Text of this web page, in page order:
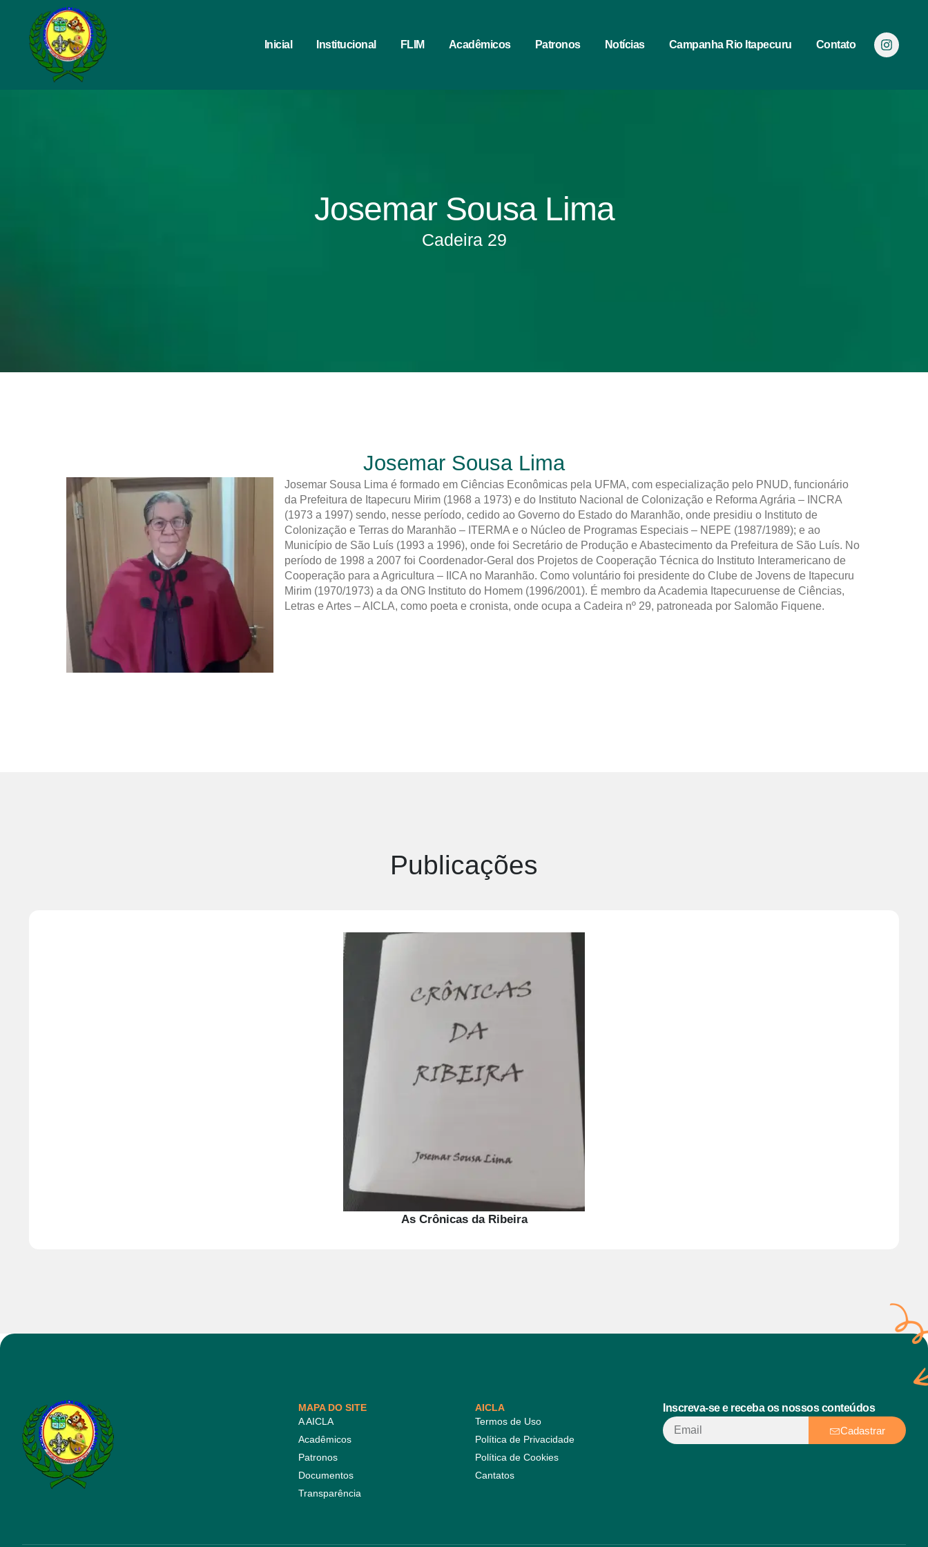
Inicial Institucional FLIM Acadêmicos Patronos Notícias Campanha Rio Itapecuru Contato
Josemar Sousa Lima
Cadeira 29
Josemar Sousa Lima
Josemar Sousa Lima é formado em Ciências Econômicas pela UFMA, com especialização pelo PNUD, funcionário
da Prefeitura de Itapecuru Mirim (1968 a 1973) e do Instituto Nacional de Colonização e Reforma Agrária – INCRA
(1973 a 1997) sendo, nesse período, cedido ao Governo do Estado do Maranhão, onde presidiu o Instituto de
Colonização e Terras do Maranhão – ITERMA e o Núcleo de Programas Especiais – NEPE (1987/1989); e ao
Município de São Luís (1993 a 1996), onde foi Secretário de Produção e Abastecimento da Prefeitura de São Luís. No
período de 1998 a 2007 foi Coordenador-Geral dos Projetos de Cooperação Técnica do Instituto Interamericano de
Cooperação para a Agricultura – IICA no Maranhão. Como voluntário foi presidente do Clube de Jovens de Itapecuru
Mirim (1970/1973) a da ONG Instituto do Homem (1996/2001). É membro da Academia Itapecuruense de Ciências,
Letras e Artes – AICLA, como poeta e cronista, onde ocupa a Cadeira nº 29, patroneada por Salomão Fiquene.
Publicações
As Crônicas da Ribeira
MAPA DO SITE
A AICLA
Acadêmicos
Patronos
Documentos
Transparência
AICLA
Termos de Uso
Política de Privacidade
Política de Cookies
Cantatos
Inscreva-se e receba os nossos conteúdos
Cadastrar